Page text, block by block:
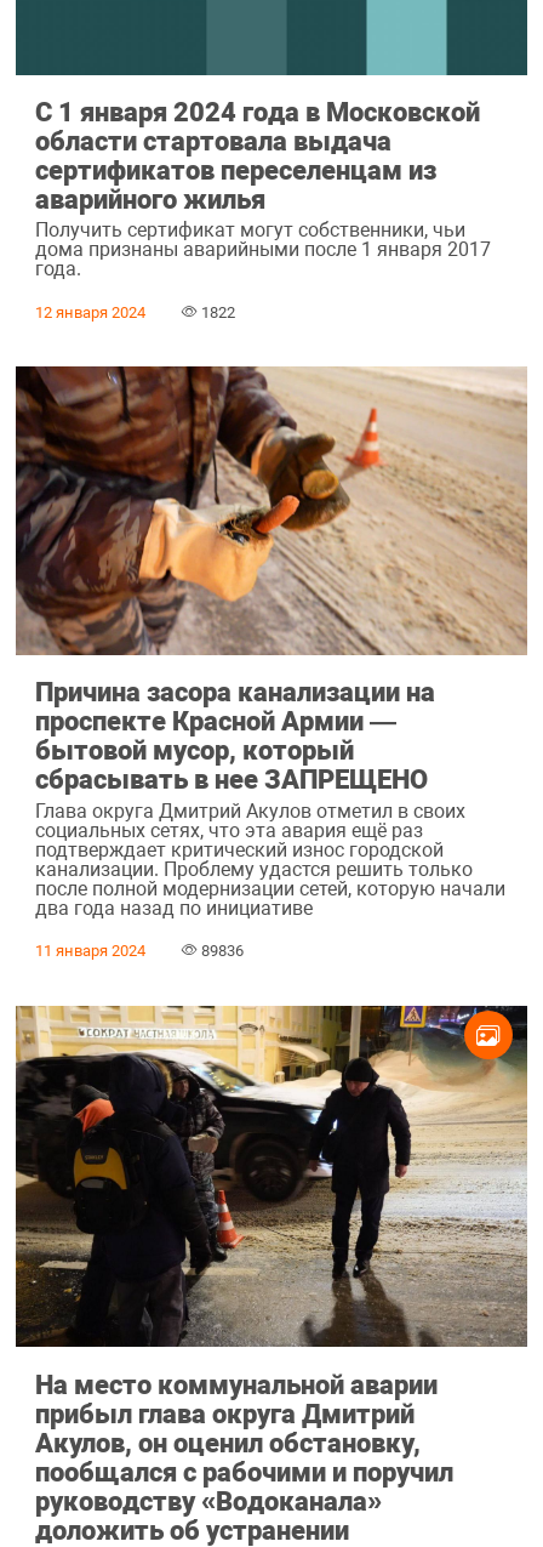
С 1 января 2024 года в Московской
области стартовала выдача
сертификатов переселенцам из
аварийного жилья
Получить сертификат могут собственники, чьи
дома признаны аварийными после 1 января 2017
года.
12 января 2024 1822
Причина засора канализации на
проспекте Красной Армии —
бытовой мусор, который
сбрасывать в нее ЗАПРЕЩЕНО
Глава округа Дмитрий Акулов отметил в своих
социальных сетях, что эта авария ещё раз
подтверждает критический износ городской
канализации. Проблему удастся решить только
после полной модернизации сетей, которую начали
два года назад по инициативе
11 января 2024 89836
На место коммунальной аварии
прибыл глава округа Дмитрий
Акулов, он оценил обстановку,
пообщался с рабочими и поручил
руководству «Водоканала»
доложить об устранении